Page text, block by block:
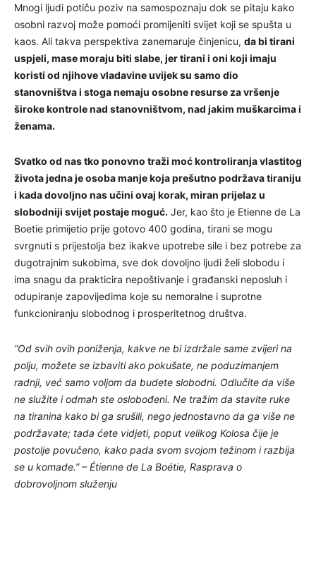
Mnogi ljudi potiču poziv na samospoznaju dok se pitaju kako
osobni razvoj može pomoći promijeniti svijet koji se spušta u
kaos. Ali takva perspektiva zanemaruje činjenicu, da bi tirani
uspjeli, mase moraju biti slabe, jer tirani i oni koji imaju
koristi od njihove vladavine uvijek su samo dio
stanovništva i stoga nemaju osobne resurse za vršenje
široke kontrole nad stanovništvom, nad jakim muškarcima i
ženama.
Svatko od nas tko ponovno traži moć kontroliranja vlastitog
života jedna je osoba manje koja prešutno podržava tiraniju
i kada dovoljno nas učini ovaj korak, miran prijelaz u
slobodniji svijet postaje moguć. Jer, kao što je Etienne de La
Boetie primijetio prije gotovo 400 godina, tirani se mogu
svrgnuti s prijestolja bez ikakve upotrebe sile i bez potrebe za
dugotrajnim sukobima, sve dok dovoljno ljudi želi slobodu i
ima snagu da prakticira nepoštivanje i građanski neposluh i
odupiranje zapovijedima koje su nemoralne i suprotne
funkcioniranju slobodnog i prosperitetnog društva.
“Od svih ovih poniženja, kakve ne bi izdržale same zvijeri na
polju, možete se izbaviti ako pokušate, ne poduzimanjem
radnji, već samo voljom da budete slobodni. Odlučite da više
ne služite i odmah ste oslobođeni. Ne tražim da stavite ruke
na tiranina kako bi ga srušili, nego jednostavno da ga više ne
podržavate; tada ćete vidjeti, poput velikog Kolosa čije je
postolje povučeno, kako pada svom svojom težinom i razbija
se u komade.” – Étienne de La Boétie, Rasprava o
dobrovoljnom služenju